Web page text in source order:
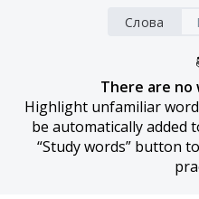
Слова
There are
Highlight unfamiliar
be automatically added
“Study words” button